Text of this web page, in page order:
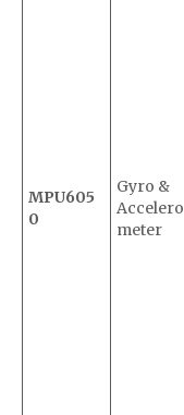
MPU605
0
Gyro &
Accelero
meter